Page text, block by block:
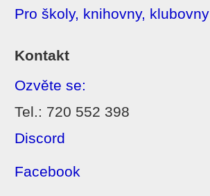
Pro školy, knihovny, klubovny
Kontakt
Ozvěte se:
Tel.: 720 552 398
Discord
Facebook